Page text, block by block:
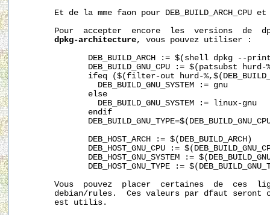
Et de la mme faon pour DEB_BUILD_ARCH_CPU et
Pour  accepter  encore  les  versions  de
dpkg-architecture, vous pouvez utiliser :
DEB_BUILD_ARCH := $(shell dpkg --
DEB_BUILD_GNU_CPU := $(patsubst
ifeq ($(filter-out hurd-
                DEB_BUILD_GNU_SYSTEM := gnu
              else
                DEB_BUILD_GNU_SYSTEM := linux-gnu
              endif
              DEB_HOST_ARCH := $(DEB_BUILD_ARCH)
DEB_HOST_GNU_CPU :=
DEB_HOST_GNU_SYSTEM :=
DEB_HOST_GNU_TYPE :=
Vous  pouvez  placer  certaines  de  ces
debian/rules.  Ces valeurs par dfaut seront
       est utilis.